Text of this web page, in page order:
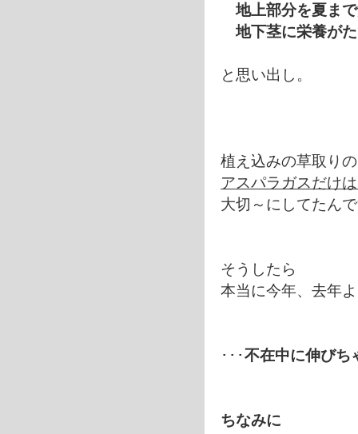
地上部分を夏ま
地下茎に栄養が
と思い出し。
植え込みの草取り
アスパラガスだけ
大切～にしてたん
そうしたら
本当に今年、去年
･･･不在中に伸びち
ちなみに